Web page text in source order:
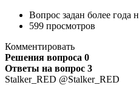
Вопрос задан более года
599 просмотров
Комментировать
Решения вопроса 0
Ответы на вопрос 3
Stalker_RED @Stalker_RED